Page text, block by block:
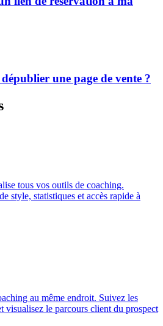
une page de vente ?
tous vos outils de coaching.
style, statistiques et accès rapide à
au même endroit. Suivez les
visualisez le parcours client du prospect